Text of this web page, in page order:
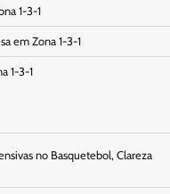
1-3-1
em Zona 1-3-1
1-3-1
no Basquetebol, Clareza